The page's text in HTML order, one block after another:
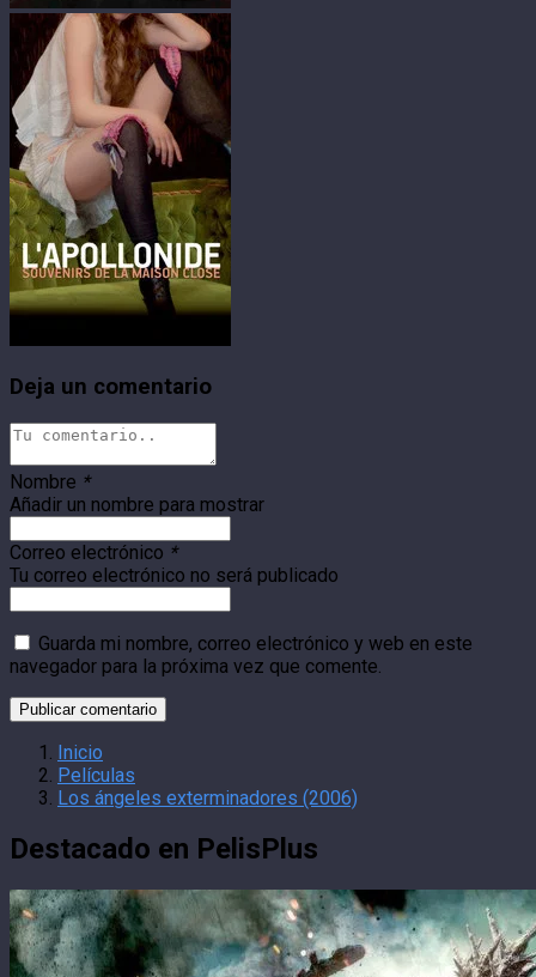
Deja un comentario
Nombre *
Añadir un nombre para mostrar
Correo electrónico *
Tu correo electrónico no será publicado
Guarda mi nombre, correo electrónico y web en este
navegador para la próxima vez que comente.
Inicio
Películas
Los ángeles exterminadores (2006)
Destacado en PelisPlus